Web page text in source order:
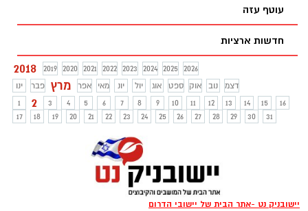
עוטף עזה
חדשות ארציות
2018 2019 2020 2021 2022 2023 2024 2025
2026
ינו
פבר מרץ אפר מאי יונ יול אוג ספט אוק נוב
דצמ
1
2 3 4 5 6 7 8 9 10 11 12 13 14 15
16
17
18 19 20 21 22 23 24 25 26 27 28 29 30 31
יישובניק נט -אתר הבית של יישובי הדרום